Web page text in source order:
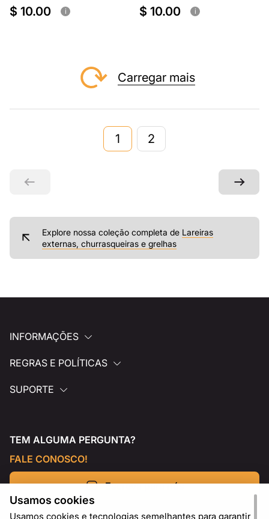
$ 10.00 i $ 10.00 i
Carregar mais
1 2
Explore nossa coleção completa de Lareiras
externas, churrasqueiras e grelhas
INFORMAÇÕES
REGRAS E POLÍTICAS
SUPORTE
TEM ALGUMA PERGUNTA?
FALE CONOSCO!
Escreva para nós
Usamos cookies
Usamos cookies e tecnologias semelhantes para garantir